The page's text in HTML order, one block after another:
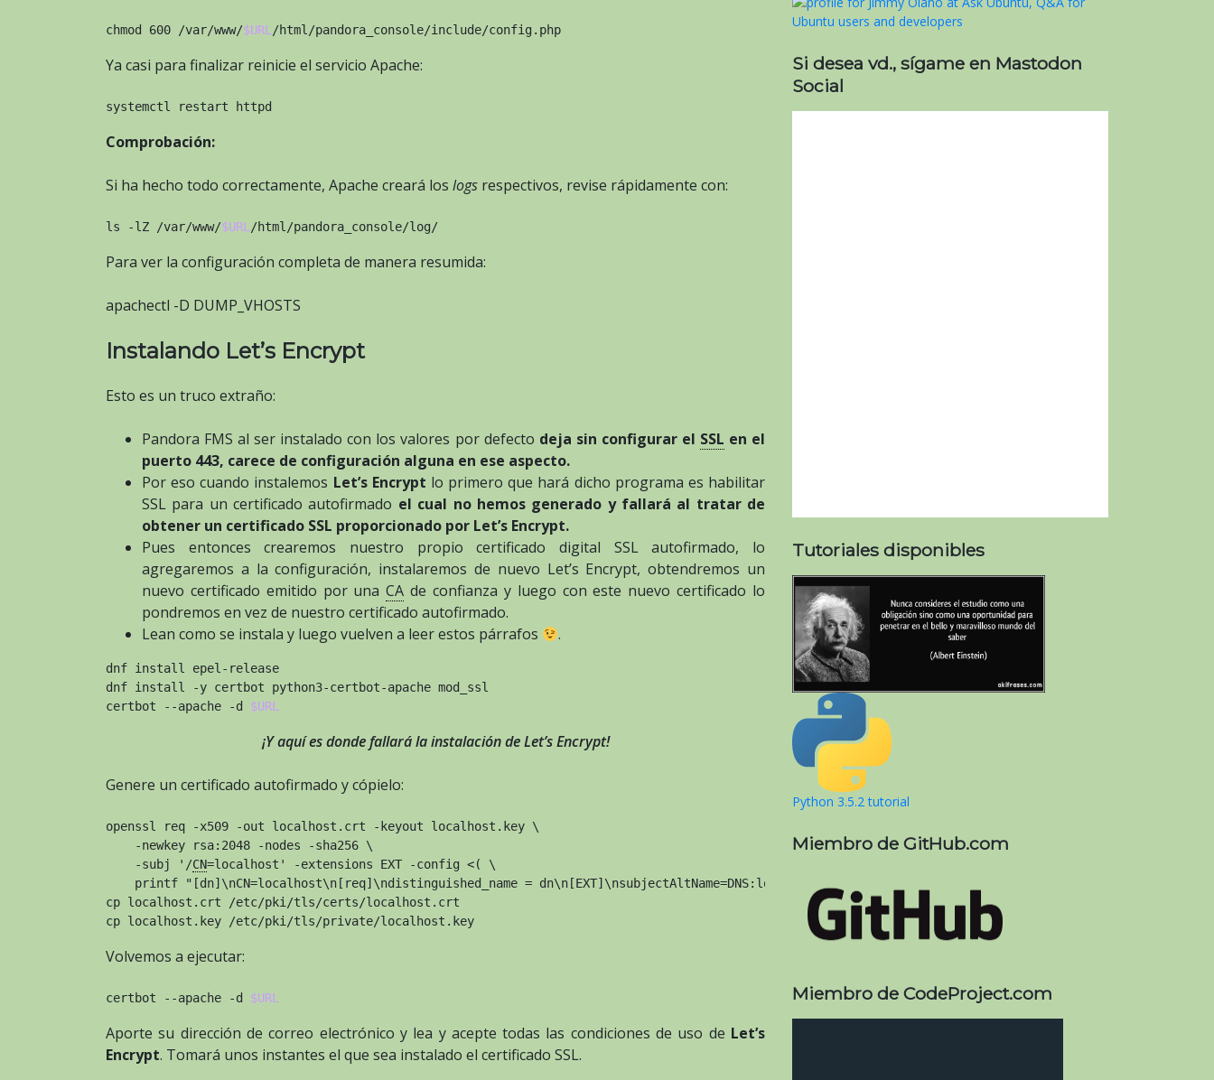
chmod 600 /var/www/$URL /html/pandora_console/include/config.php
Ya casi para finalizar reinicie el servicio Apache:
systemctl restart httpd
Comprobación:
Si ha hecho todo correctamente, Apache creará los logs respectivos, revise rápidamente con:
ls -lZ /var/www/$URL /html/pandora_console/log/
Para ver la configuración completa de manera resumida:
apachectl -D DUMP_VHOSTS
Instalando Let’s Encrypt
Esto es un truco extraño:
Pandora FMS al ser instalado con los valores por defecto deja sin configurar el SSL en el
puerto 443, carece de configuración alguna en ese aspecto.
Por eso cuando instalemos Let’s Encrypt lo primero que hará dicho programa es habilitar
SSL para un certificado autofirmado el cual no hemos generado y fallará al tratar de
obtener un certificado SSL proporcionado por Let’s Encrypt.
Pues entonces crearemos nuestro propio certificado digital SSL autofirmado, lo
agregaremos a la configuración, instalaremos de nuevo Let’s Encrypt, obtendremos un
nuevo certificado emitido por unaCA de confianza y luego con este nuevo certificado lo
pondremos en vez de nuestro certificado autofirmado.
Lean como se instala y luego vuelven a leer estos párrafos
.
dnf install epel-release
dnf install -y certbot python3-certbot-apache mod_ssl
certbot --apache -d $URL
¡Y aquí es donde fallará la instalación de Let’s Encrypt!
Genere un certificado autofirmado y cópielo:
openssl req -x509 -out localhost.crt -keyout localhost.key \
    -newkey rsa:2048 -nodes -sha256 \
    -subj '/
CN=localhost' -extensions EXT -config <( \
printf "[dn]\nCN=localhost\n[req]\ndistinguished_name =
cp localhost.crt /etc/pki/tls/certs/localhost.crt
cp localhost.key /etc/pki/tls/private/localhost.key
Volvemos a ejecutar:
certbot --apache -d $URL
Aporte su dirección de correo electrónico y lea y acepte todas las condiciones de uso de Let’s
Encrypt. Tomará unos instantes el que sea instalado el certificado SSL.
Si desea vd., sígame en Mastodon
Social
Tutoriales disponibles
Python 3.5.2 tutorial
Miembro de GitHub.com
Miembro de CodeProject.com